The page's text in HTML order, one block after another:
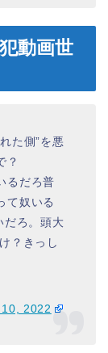
動画世
た側”を悪
？
るだろ普
て奴いる
だろ。頭大
？きっし
2022